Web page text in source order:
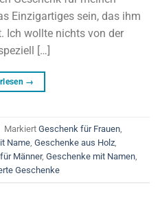
Einzigartiges sein, das ihm
Ich wollte nichts von der
[…]
→
Markiert Geschenk für Frauen
Name Geschenke aus Holz
Männer, Geschenke mit Namen
Geschenke